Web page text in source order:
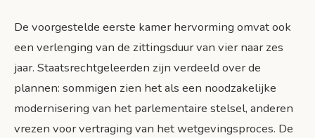
De voorgestelde eerste kamer hervorming omvat ook
een verlenging van de zittingsduur van vier naar zes
jaar. Staatsrechtgeleerden zijn verdeeld over de
plannen: sommigen zien het als een noodzakelijke
modernisering van het parlementaire stelsel, anderen
vrezen voor vertraging van het wetgevingsproces. De